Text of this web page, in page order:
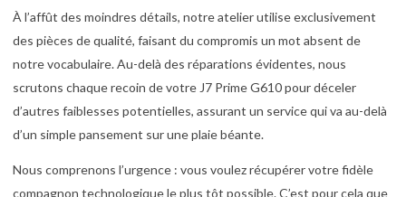
À l’affût des moindres détails, notre atelier utilise exclusivement
des pièces de qualité, faisant du compromis un mot absent de
notre vocabulaire. Au-delà des réparations évidentes, nous
scrutons chaque recoin de votre J7 Prime G610 pour déceler
d’autres faiblesses potentielles, assurant un service qui va au-delà
d’un simple pansement sur une plaie béante.
Nous comprenons l’urgence : vous voulez récupérer votre fidèle
compagnon technologique le plus tôt possible. C’est pour cela que